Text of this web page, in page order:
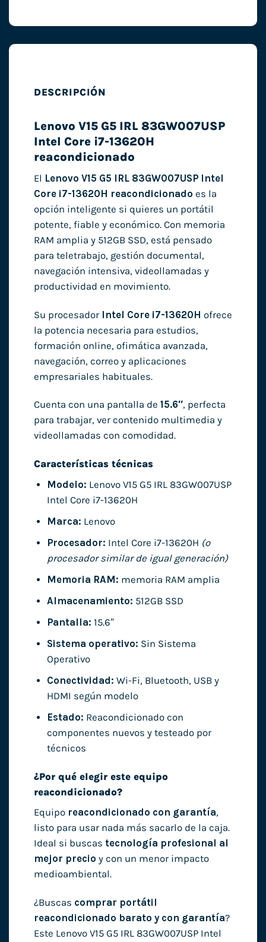
DESCRIPCIÓN
Lenovo V15 G5 IRL 83GW007USP
Intel Core i7-13620H
reacondicionado
El Lenovo V15 G5 IRL 83GW007USP Intel
Core i7-13620H reacondicionado es la
opción inteligente si quieres un portátil
potente, fiable y económico. Con memoria
RAM amplia y 512GB SSD, está pensado
para teletrabajo, gestión documental,
navegación intensiva, videollamadas y
productividad en movimiento.
Su procesador Intel Core i7-13620H ofrece
la potencia necesaria para estudios,
formación online, ofimática avanzada,
navegación, correo y aplicaciones
empresariales habituales.
Cuenta con una pantalla de 15.6″, perfecta
para trabajar, ver contenido multimedia y
videollamadas con comodidad.
Características técnicas
Modelo: Lenovo V15 G5 IRL 83GW007USP
Intel Core i7-13620H
Marca: Lenovo
Procesador: Intel Core i7-13620H (o
procesador similar de igual generación)
Memoria RAM: memoria RAM amplia
Almacenamiento: 512GB SSD
Pantalla: 15.6″
Sistema operativo: Sin Sistema
Operativo
Conectividad: Wi-Fi, Bluetooth, USB y
HDMI según modelo
Estado: Reacondicionado con
componentes nuevos y testeado por
técnicos
¿Por qué elegir este equipo
reacondicionado?
Equipo reacondicionado con garantía,
listo para usar nada más sacarlo de la caja.
Ideal si buscas tecnología profesional al
mejor precio y con un menor impacto
medioambiental.
¿Buscas comprar portátil
reacondicionado barato y con garantía?
Este Lenovo V15 G5 IRL 83GW007USP Intel